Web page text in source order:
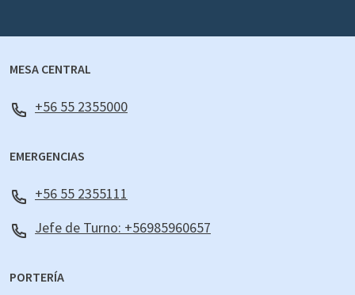
MESA CENTRAL
+56 55 2355000
EMERGENCIAS
+56 55 2355111
Jefe de Turno: +56985960657
PORTERÍA